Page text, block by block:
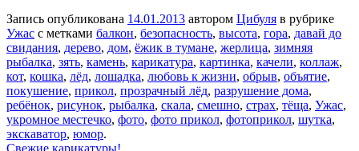
Запись опубликована 14.01.2013 автором Цибуля в рубрике
Ужас с метками балкон, безопасность, высота, гора, давай до
свидания, дерево, дом, ёжик в тумане, жерлица, зимняя
рыбалка, зять, камень, карикатура, картинка, качели, коллаж,
кот, кошка, лёд, лошадка, любовь к жизни, обрыв, объятие,
покушение, прикол, прозрачный лёд, разрушение дома,
ребёнок, рисунок, рыбалка, скала, смешно, страх, тёща, Ужас,
укромное местечко, фото, фото прикол, фотоприкол, шутка,
экскаватор, юмор.